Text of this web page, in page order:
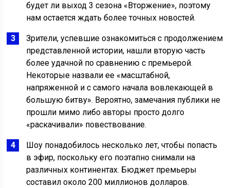
будет ли выход 3 сезона «Вторжение», поэтому
нам остается ждать более точных новостей.
Зрители, успевшие ознакомиться с продолжением
представленной истории, нашли вторую часть
более удачной по сравнению с премьерой.
Некоторые назвали ее «масштабной,
напряженной и с самого начала вовлекающей в
большую битву». Вероятно, замечания публики не
прошли мимо либо авторы просто долго
«раскачивали» повествование.
Шоу понадобилось несколько лет, чтобы попасть
в эфир, поскольку его поэтапно снимали на
различных континентах. Бюджет премьеры
составил около 200 миллионов долларов.